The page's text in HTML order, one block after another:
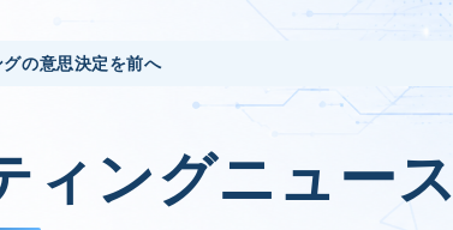
の意思決定を前へ
ィングニュース